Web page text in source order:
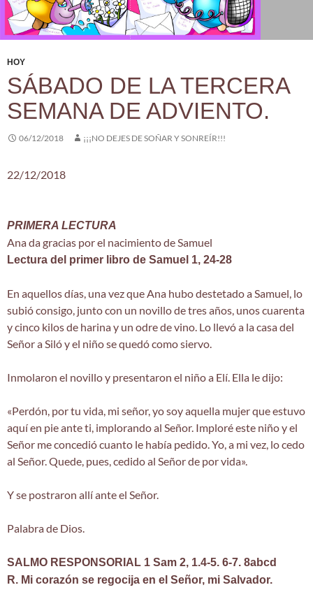
HOY
SÁBADO DE LA TERCERA
SEMANA DE ADVIENTO.
06/12/2018 ¡¡¡NO DEJES DE SOÑAR Y SONREÍR!!!
22/12/2018
PRIMERA LECTURA
Ana da gracias por el nacimiento de Samuel
Lectura del primer libro de Samuel 1, 24-28
En aquellos días, una vez que Ana hubo destetado a Samuel, lo
subió consigo, junto con un novillo de tres años, unos cuarenta
y cinco kilos de harina y un odre de vino. Lo llevó a la casa del
Señor a Siló y el niño se quedó como siervo.
Inmolaron el novillo y presentaron el niño a Elí. Ella le dijo:
«Perdón, por tu vida, mi señor, yo soy aquella mujer que estuvo
aquí en pie ante ti, implorando al Señor. Imploré este niño y el
Señor me concedió cuanto le había pedido. Yo, a mi vez, lo cedo
al Señor. Quede, pues, cedido al Señor de por vida».
Y se postraron allí ante el Señor.
Palabra de Dios.
SALMO RESPONSORIAL 1 Sam 2, 1.4-5. 6-7. 8abcd
R. Mi corazón se regocija en el Señor, mi Salvador.